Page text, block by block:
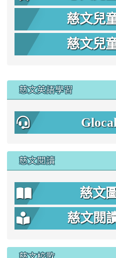
慈文兒
慈文兒
慈文英語學習
慈文閱讀
慈文
慈文閱